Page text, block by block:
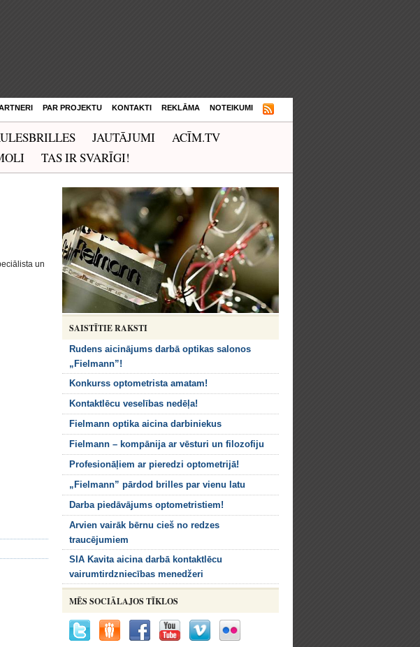
PAR PROJEKTU KONTAKTI REKLĀMA NOTEIKUMI
JAUTĀJUMI
ACĪM.TV
TAS IR SVARĪGI!
un
SAISTĪTIE RAKSTI
Rudens aicinājums darbā optikas salonos
„Fielmann”!
Konkurss optometrista amatam!
Kontaktlēcu veselības nedēļa!
Fielmann optika aicina darbiniekus
Fielmann – kompānija ar vēsturi un filozofiju
Profesionāļiem ar pieredzi optometrijā!
„Fielmann” pārdod brilles par vienu latu
Darba piedāvājums optometristiem!
Arvien vairāk bērnu cieš no redzes
traucējumiem
SIA Kavita aicina darbā kontaktlēcu
vairumtirdzniecības menedžeri
MĒS SOCIĀLAJOS TĪKLOS